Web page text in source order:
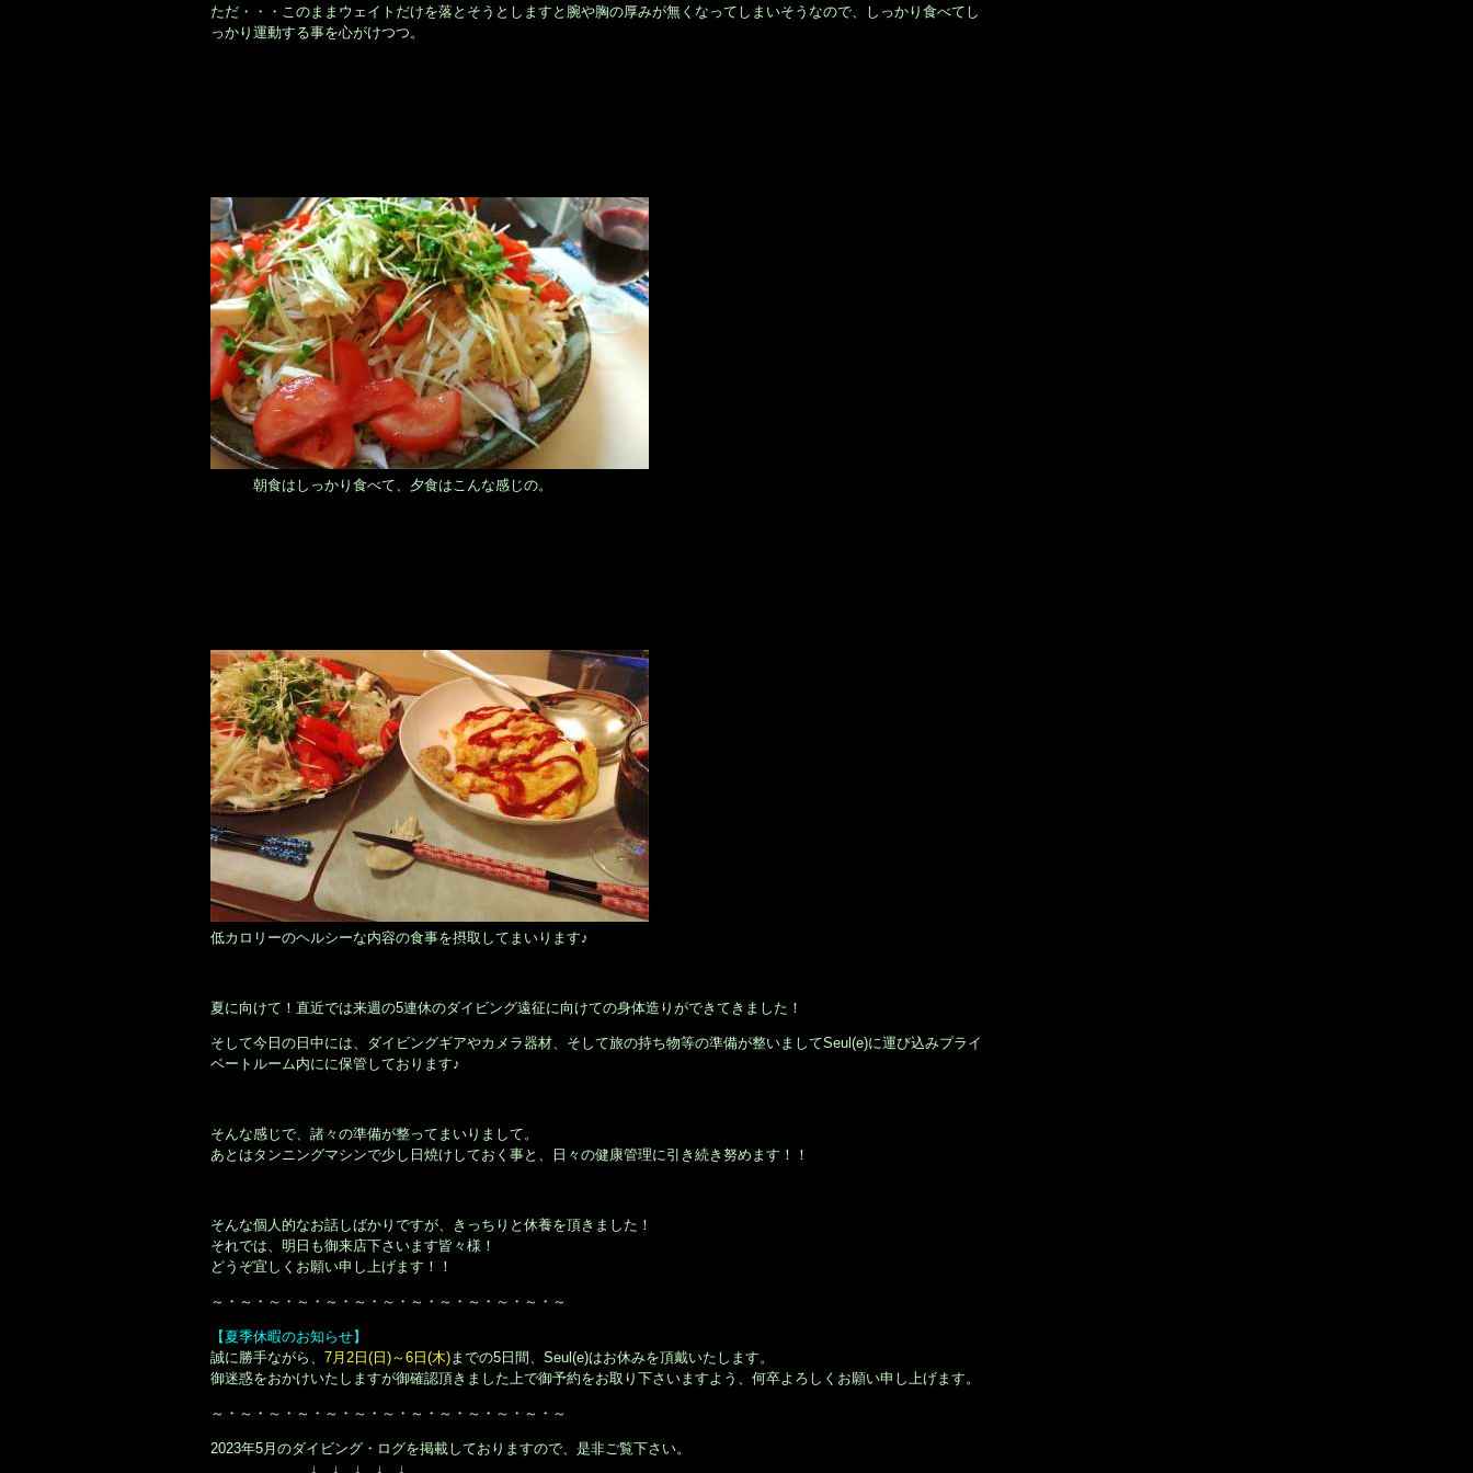
ただ・・・このままウェイトだけを落とそうとしますと腕や胸の厚みが無くなってしまいそうなので、しっかり食べてし
っかり運動する事を心がけつつ。
朝食はしっかり食べて、夕食はこんな感じの。
低カロリーのヘルシーな内容の食事を摂取してまいります♪
夏に向けて！直近では来週の5連休のダイビング遠征に向けての身体造りができてきました！
そして今日の日中には、ダイビングギアやカメラ器材、そして旅の持ち物等の準備が整いましてSeul(e)に運び込みプライ
ベートルーム内にに保管しております♪
そんな感じで、諸々の準備が整ってまいりまして。
あとはタンニングマシンで少し日焼けしておく事と、日々の健康管理に引き続き努めます！！
そんな個人的なお話しばかりですが、きっちりと休養を頂きました！
それでは、明日も御来店下さいます皆々様！
どうぞ宜しくお願い申し上げます！！
～・～・～・～・～・～・～・～・～・～・～・～・～
【夏季休暇のお知らせ】
誠に勝手ながら、 7月2日(日)～6日(木) までの5日間、Seul(e)はお休みを頂戴いたします。
御迷惑をおかけいたしますが御確認頂きました上で御予約をお取り下さいますよう、何卒よろしくお願い申し上げます。
～・～・～・～・～・～・～・～・～・～・～・～・～
2023年5月のダイビング・ログを掲載しておりますので、是非ご覧下さい。
↓ ↓ ↓ ↓ ↓